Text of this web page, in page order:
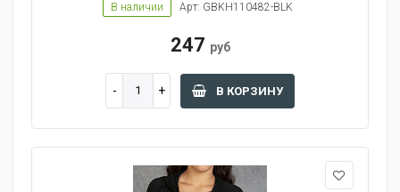
В наличии Арт: GBKH110482-BLK
247 руб
В КОРЗИНУ